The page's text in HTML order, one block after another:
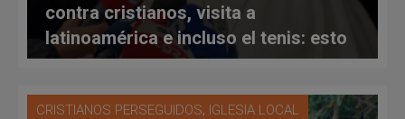
contra cristianos, visita a
latinoamérica e incluso el tenis: esto
dijo el Papa a los periodistas
CRISTIANOS PERSEGUIDOS, IGLESIA LOCAL